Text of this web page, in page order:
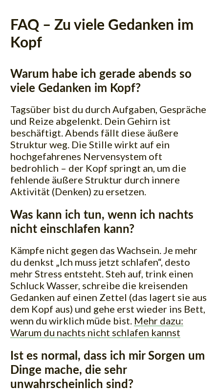
FAQ – Zu viele Gedanken im
Kopf
Warum habe ich gerade abends so
viele Gedanken im Kopf?
Tagsüber bist du durch Aufgaben, Gespräche
und Reize abgelenkt. Dein Gehirn ist
beschäftigt. Abends fällt diese äußere
Struktur weg. Die Stille wirkt auf ein
hochgefahrenes Nervensystem oft
bedrohlich – der Kopf springt an, um die
fehlende äußere Struktur durch innere
Aktivität (Denken) zu ersetzen.
Was kann ich tun, wenn ich nachts
nicht einschlafen kann?
Kämpfe nicht gegen das Wachsein. Je mehr
du denkst „Ich muss jetzt schlafen“, desto
mehr Stress entsteht. Steh auf, trink einen
Schluck Wasser, schreibe die kreisenden
Gedanken auf einen Zettel (das lagert sie aus
dem Kopf aus) und gehe erst wieder ins Bett,
wenn du wirklich müde bist. Mehr dazu:
Warum du nachts nicht schlafen kannst
Ist es normal, dass ich mir Sorgen um
Dinge mache, die sehr
unwahrscheinlich sind?